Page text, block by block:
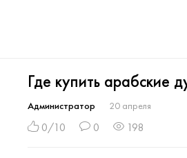
Где купить арабские
Администратор 20 апреля
0/10 0 198